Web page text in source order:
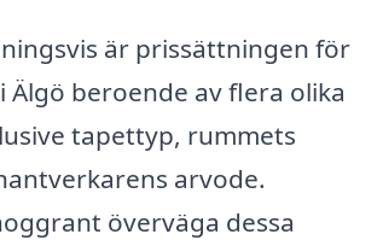
är prissättningen för
beroende av flera olika
tapettyp, rummets
arvode.
överväga dessa